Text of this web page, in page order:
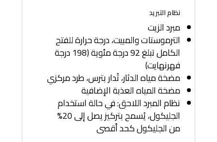
نظام التبريد
مبرد الزيت
الترموستات والمبيت، درجة حرارة للفتح
الكامل تبلغ 92 درجة مئوية (198 درجة
فهرنهايت)
مضخة مياه الدثار، تُدار بترس، طرد مركزي
مضخة المياه العذبة الإضافية
نظام المبرد اللاحق: في حالة استخدام
الجليكول، يُسمح بتركيز يصل إلى 20%
من الجليكول كحد أقصى